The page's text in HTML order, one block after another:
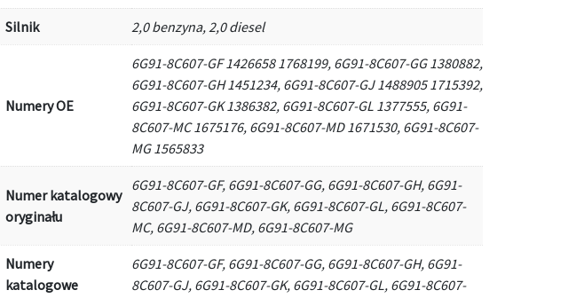
Silnik 2,0 benzyna, 2,0 diesel
Numery OE
6G91-8C607-GF 1426658 1768199, 6G91-8C607-GG 1380882,
6G91-8C607-GH 1451234, 6G91-8C607-GJ 1488905 1715392,
6G91-8C607-GK 1386382, 6G91-8C607-GL 1377555, 6G91-
8C607-MC 1675176, 6G91-8C607-MD 1671530, 6G91-8C607-
MG 1565833
Numer katalogowy
oryginału
6G91-8C607-GF, 6G91-8C607-GG, 6G91-8C607-GH, 6G91-
8C607-GJ, 6G91-8C607-GK, 6G91-8C607-GL, 6G91-8C607-
MC, 6G91-8C607-MD, 6G91-8C607-MG
Numery
katalogowe
6G91-8C607-GF, 6G91-8C607-GG, 6G91-8C607-GH, 6G91-
8C607-GJ, 6G91-8C607-GK, 6G91-8C607-GL, 6G91-8C607-